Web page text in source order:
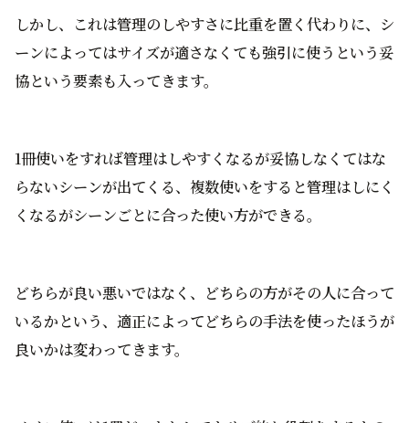
しかし、これは管理のしやすさに比重を置く代わりに、シ
ーンによってはサイズが適さなくても強引に使うという妥
協という要素も入ってきます。
1冊使いをすれば管理はしやすくなるが妥協しなくてはな
らないシーンが出てくる、複数使いをすると管理はしにく
くなるがシーンごとに合った使い方ができる。
どちらが良い悪いではなく、どちらの方がその人に合って
いるかという、適正によってどちらの手法を使ったほうが
良いかは変わってきます。